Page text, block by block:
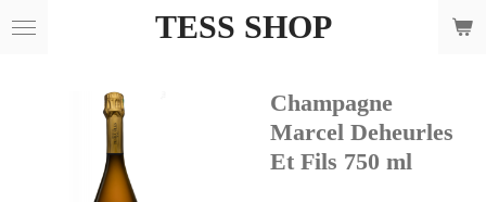
Skip
TESS SHOP
Champagne
Marcel Deheurles
Et Fils 750 ml